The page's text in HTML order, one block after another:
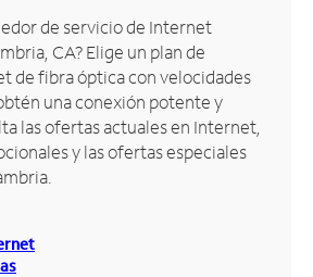
de servicio de Internet
CA? Elige un plan de
de fibra óptica con velocidades
una conexión potente y
las ofertas actuales en Internet,
y las ofertas especiales